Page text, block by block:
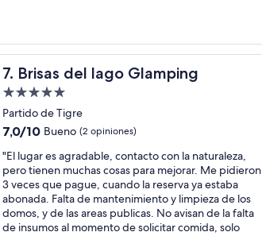
b
o
.
H
a
c
e
f
a
l
t
,
o
h
c
e
b
i
e
n
l
a
7. Brisas del lago Glamping
Brisas del lago Glamping
Propiedad
de
5.0
Partido de Tigre
7.0
10,
Bueno,
(2
opiniones)
7,0/10 Bueno (2 opiniones)
"
E
l
l
u
g
"El lugar es agradable, contacto con la naturaleza,
pero tienen muchas cosas para mejorar. Me pidieron
3 veces que pague, cuando la reserva ya estaba
abonada. Falta de mantenimiento y limpieza de los
domos, y de las areas publicas. No avisan de la falta
de insumos al momento de solicitar comida, solo